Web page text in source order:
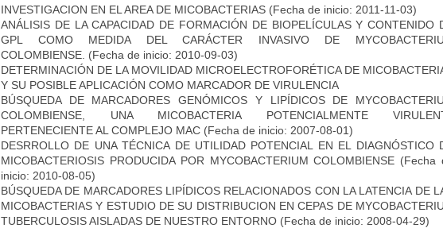
INVESTIGACION EN EL AREA DE MICOBACTERIAS (Fecha de inicio: 2011-11-03)
ANÁLISIS DE LA CAPACIDAD DE FORMACIÓN DE BIOPELÍCULAS Y CONTENIDO
GPL COMO MEDIDA DEL CARÁCTER INVASIVO DE
COLOMBIENSE. (Fecha de inicio: 2010-09-03)
DETERMINACIÓN DE LA MOVILIDAD MICROELECTROFORÉTICA DE
Y SU POSIBLE APLICACIÓN COMO MARCADOR DE VIRULENCIA
BÚSQUEDA DE MARCADORES GENÓMICOS Y LIPÍDICOS DE
COLOMBIENSE, UNA MICOBACTERIA POTENCIALMENTE
PERTENECIENTE AL COMPLEJO MAC (Fecha de inicio: 2007-08-01)
DESRROLLO DE UNA TÉCNICA DE UTILIDAD POTENCIAL EN EL DIAGNÓSTICO
MICOBACTERIOSIS PRODUCIDA POR MYCOBACTERIUM COLOMBIENSE (Fecha
inicio: 2010-08-05)
BÚSQUEDA DE MARCADORES LIPÍDICOS RELACIONADOS CON LA LATENCIA DE
MICOBACTERIAS Y ESTUDIO DE SU DISTRIBUCION EN CEPAS DE
TUBERCULOSIS AISLADAS DE NUESTRO ENTORNO (Fecha de inicio: 2008-04-29)